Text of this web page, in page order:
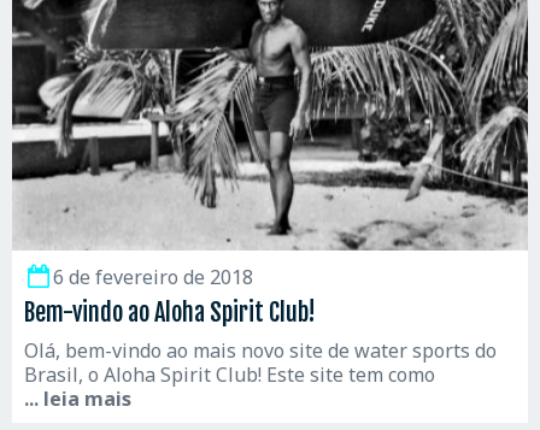
6 de fevereiro de 2018
Bem-vindo ao Aloha Spirit Club!
Olá, bem-vindo ao mais novo site de water sports do
Brasil, o Aloha Spirit Club! Este site tem como
... leia mais